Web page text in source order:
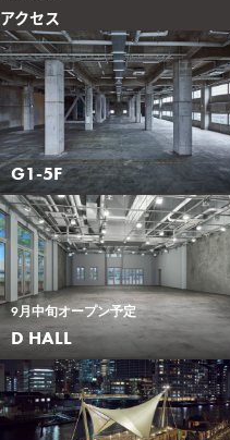
アクセス
G1-5F
9月中旬オープン予定
D HALL